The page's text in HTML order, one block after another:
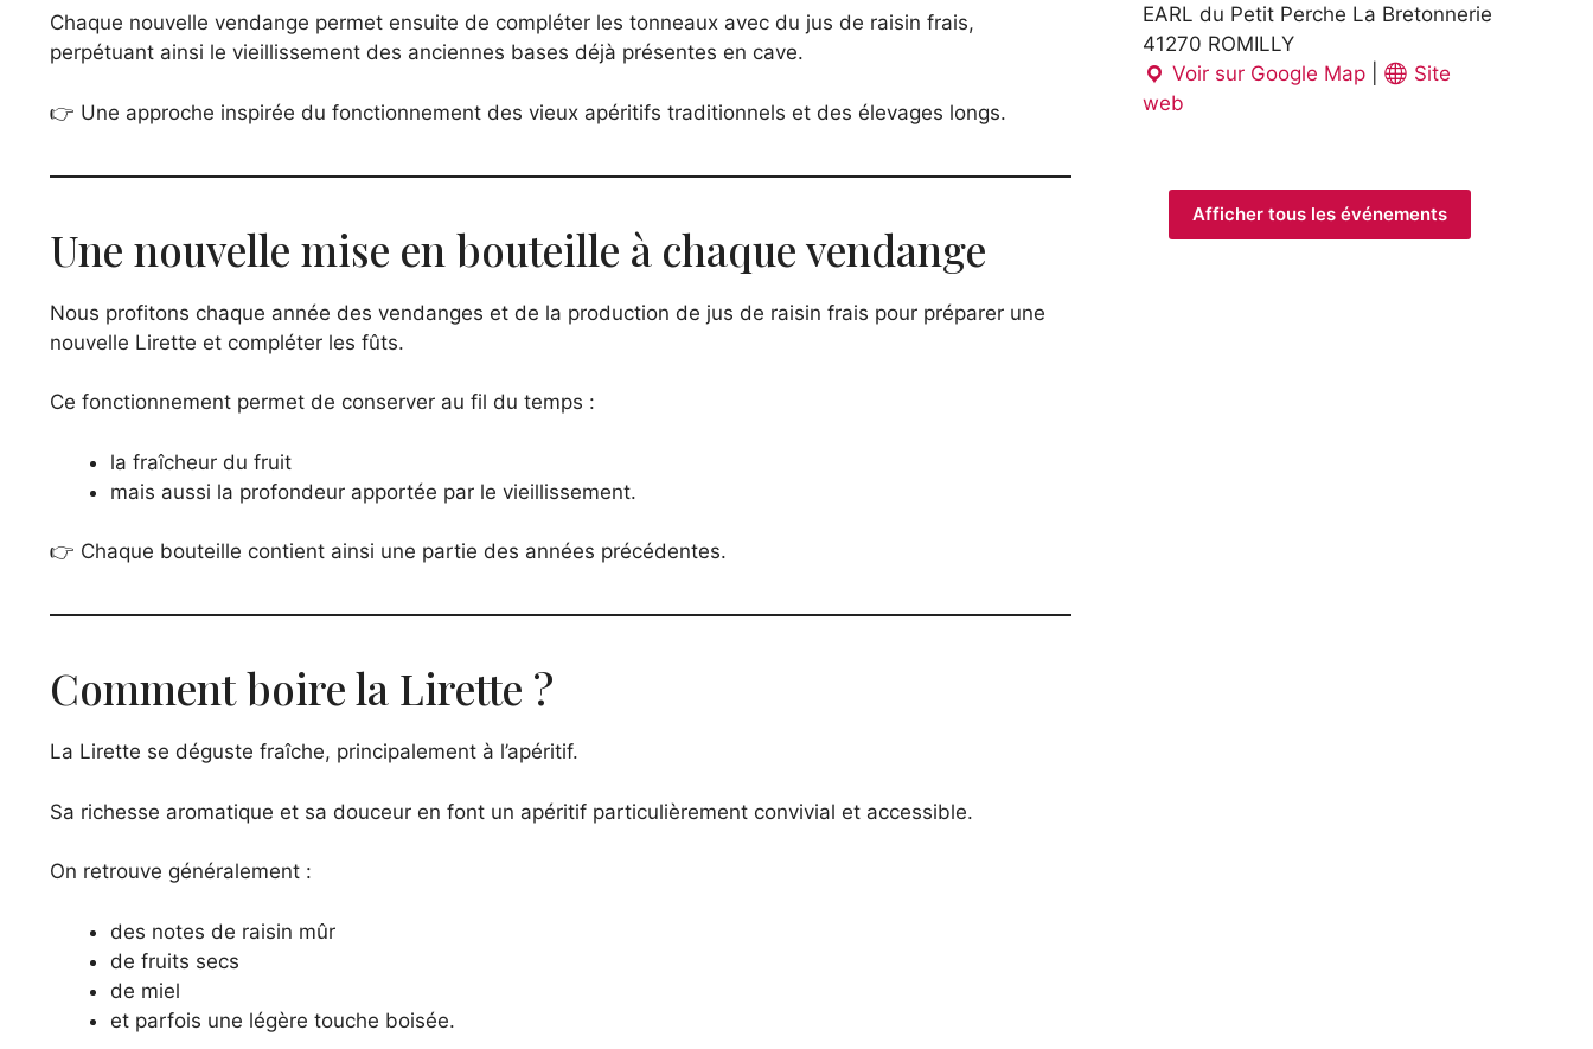
Chaque nouvelle vendange permet ensuite de compléter les tonneaux avec du jus de raisin frais,
perpétuant ainsi le vieillissement des anciennes bases déjà présentes en cave.
👉 Une approche inspirée du fonctionnement des vieux apéritifs traditionnels et des élevages longs.
Une nouvelle mise en bouteille à chaque vendange
Nous profitons chaque année des vendanges et de la production de jus de raisin frais pour préparer une
nouvelle Lirette et compléter les fûts.
Ce fonctionnement permet de conserver au fil du temps :
la fraîcheur du fruit
mais aussi la profondeur apportée par le vieillissement.
👉 Chaque bouteille contient ainsi une partie des années précédentes.
Comment boire la Lirette ?
La Lirette se déguste fraîche, principalement à l’apéritif.
Sa richesse aromatique et sa douceur en font un apéritif particulièrement convivial et accessible.
On retrouve généralement :
des notes de raisin mûr
de fruits secs
de miel
et parfois une légère touche boisée.
EARL du Petit Perche La Bretonnerie
41270 ROMILLY
Voir sur Google Map
Site
web
Afficher tous les événements